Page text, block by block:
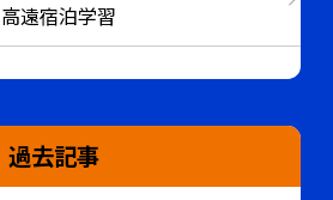
高遠宿泊学習
過去記事